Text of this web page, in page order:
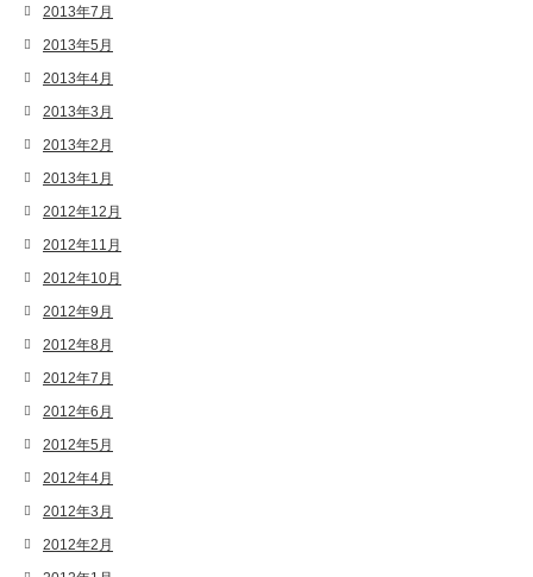
2013年7月
2013年5月
2013年4月
2013年3月
2013年2月
2013年1月
2012年12月
2012年11月
2012年10月
2012年9月
2012年8月
2012年7月
2012年6月
2012年5月
2012年4月
2012年3月
2012年2月